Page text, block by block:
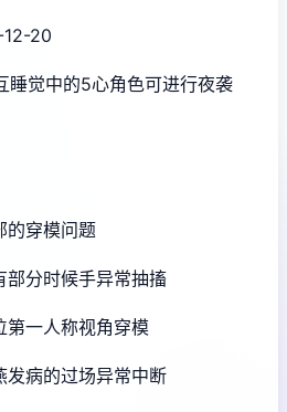
20
睡觉中的5心角色可进行夜袭
的穿模问题
部分时候手异常抽搐
第一人称视角穿模
发病的过场异常中断